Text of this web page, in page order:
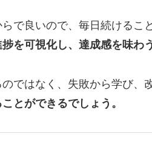
で良いので、毎日続けるこ
を可視化し、達成感を味わ
ではなく、失敗から学び、
とができるでしょう。